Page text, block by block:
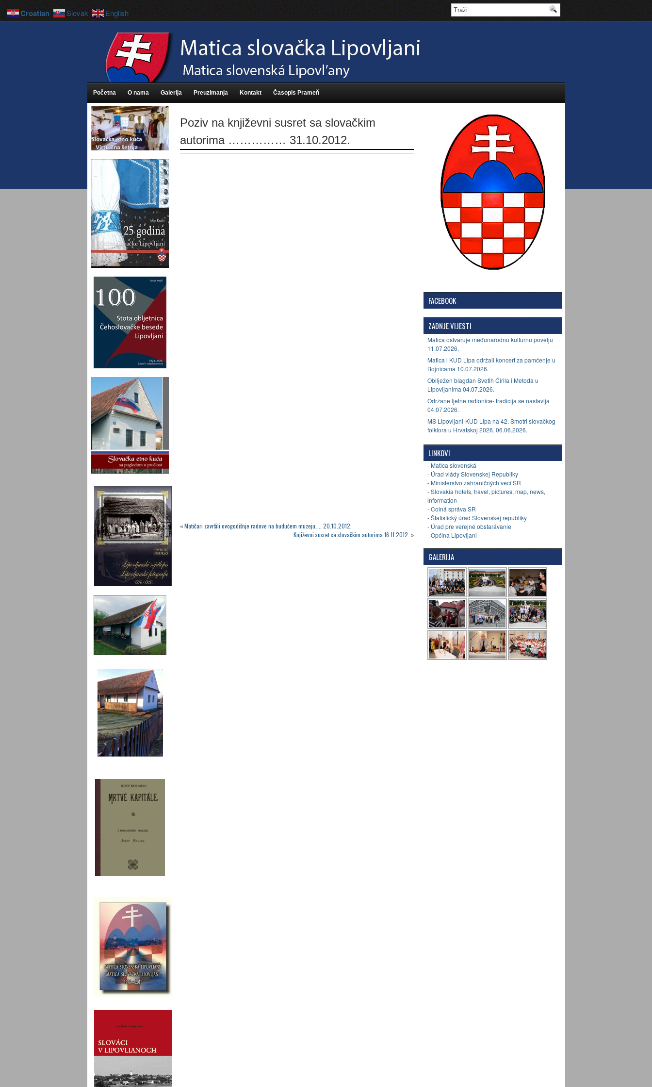
Početna O nama Galerija Preuzimanja Kontakt Časopis Prameň
Poziv na književni susret sa slovačkim
autorima …………… 31.10.2012.
«Matičari završili ovogodišnje radove na budućem muzeju….. 20.10.2012.
Književni susret sa slovačkim autorima 16.11.2012. »
FACEBOOK
ZADNJE VIJESTI
Matica ostvaruje međunarodnu kulturnu povelju
11.07.2026.
Matica i KUD Lipa održali koncert za pamćenje u
Bojnicama 10.07.2026.
Obilježen blagdan Svetih Ćirila i Metoda u
Lipovljanima 04.07.2026.
Održane ljetne radionice- tradicija se nastavlja
04.07.2026.
MS Lipovljani-KUD Lipa na 42. Smotri slovačkog
folklora u Hrvatskoj 2026. 06.06.2026.
LINKOVI
- Matica slovenská
- Úrad vlády Slovenskej Republiky
- Ministerstvo zahraničných vecí SR
- Slovakia hotels, travel, pictures, map, news,
information
- Colná správa SR
- Štatistický úrad Slovenskej republiky
- Úrad pre verejné obstarávanie
- Općina Lipovljani
GALERIJA
Croatian Slovak English